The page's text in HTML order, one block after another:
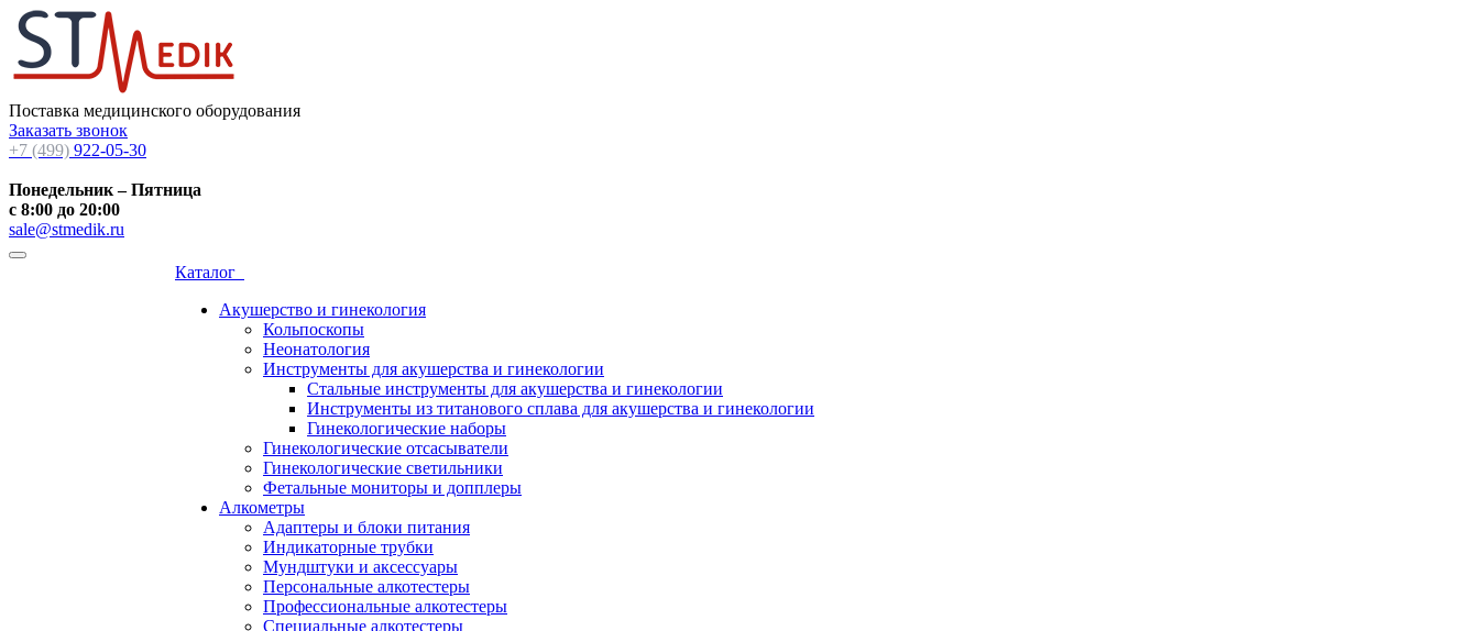
Поставка медицинского оборудования
Заказать звонок
+7 (499) 922-05-30
Понедельник – Пятница
с 8:00 до 20:00
sale@stmedik.ru
Каталог
Акушерство и гинекология
Кольпоскопы
Неонатология
Инструменты для акушерства и гинекологии
Стальные инструменты для акушерства и гинекологии
Инструменты из титанового сплава для акушерства и гинекологии
Гинекологические наборы
Гинекологические отсасыватели
Гинекологические светильники
Фетальные мониторы и допплеры
Алкометры
Адаптеры и блоки питания
Индикаторные трубки
Мундштуки и аксессуары
Персональные алкотестеры
Профессиональные алкотестеры
Специальные алкотестеры